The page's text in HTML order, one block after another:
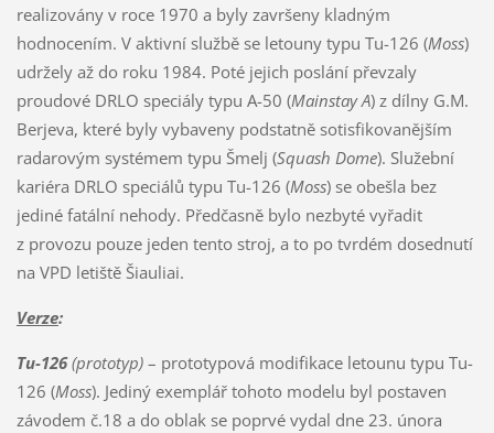
realizovány v roce 1970 a byly završeny kladným
hodnocením. V aktivní službě se letouny typu Tu-126 (Moss)
udržely až do roku 1984. Poté jejich poslání převzaly
proudové DRLO speciály typu A-50 (Mainstay A) z dílny G.M.
Berjeva, které byly vybaveny podstatně sotisfikovanějším
radarovým systémem typu Šmelj (Squash Dome). Služební
kariéra DRLO speciálů typu Tu-126 (Moss) se obešla bez
jediné fatální nehody. Předčasně bylo nezbyté vyřadit
z provozu pouze jeden tento stroj, a to po tvrdém dosednutí
na VPD letiště Šiauliai.
Verze:
Tu-126(prototyp)– prototypová modifikace letounu typu Tu-
126 (Moss). Jediný exemplář tohoto modelu byl postaven
závodem č.18 a do oblak se poprvé vydal dne 23. února